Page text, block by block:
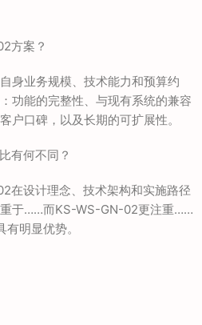
方案？
身业务规模、技术能力和预算约
功能的完整性、与现有系统的兼容
户口碑，以及长期的可扩展性。
有何不同？
在设计理念、技术架构和实施路径
重于……而KS-WS-GN-02更注重……
明显优势。